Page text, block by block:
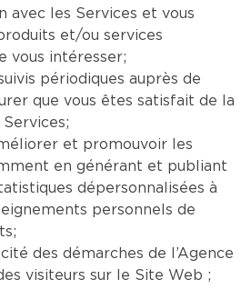
avec les Services et vous
et/ou services
vous intéresser;
périodiques auprès de
que vous êtes satisfait de la
et promouvoir les
en générant et publiant
dépersonnalisées à
personnels de
des démarches de l’Agence
visiteurs sur le Site Web ;